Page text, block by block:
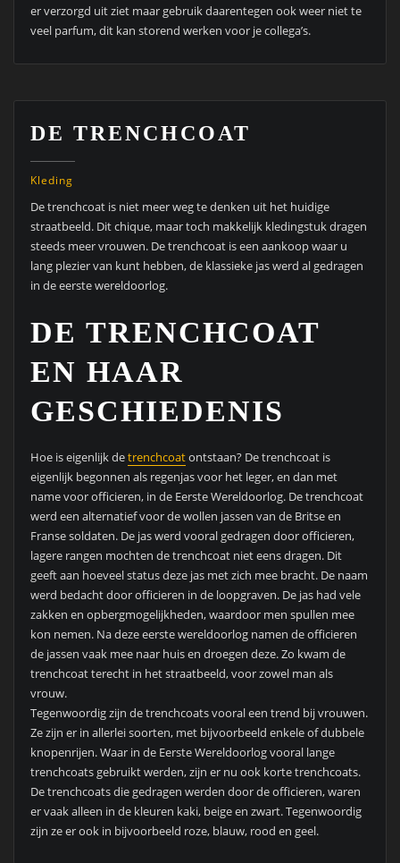
er verzorgd uit ziet maar gebruik daarentegen ook weer niet te
veel parfum, dit kan storend werken voor je collega’s.
DE TRENCHCOAT
Kleding
De trenchcoat is niet meer weg te denken uit het huidige
straatbeeld. Dit chique, maar toch makkelijk kledingstuk dragen
steeds meer vrouwen. De trenchcoat is een aankoop waar u
lang plezier van kunt hebben, de klassieke jas werd al gedragen
in de eerste wereldoorlog.
DE TRENCHCOAT
EN HAAR
GESCHIEDENIS
Hoe is eigenlijk detrenchcoatontstaan? De trenchcoat is
eigenlijk begonnen als regenjas voor het leger, en dan met
name voor officieren, in de Eerste Wereldoorlog. De trenchcoat
werd een alternatief voor de wollen jassen van de Britse en
Franse soldaten. De jas werd vooral gedragen door officieren,
lagere rangen mochten de trenchcoat niet eens dragen. Dit
geeft aan hoeveel status deze jas met zich mee bracht. De naam
werd bedacht door officieren in de loopgraven. De jas had vele
zakken en opbergmogelijkheden, waardoor men spullen mee
kon nemen. Na deze eerste wereldoorlog namen de officieren
de jassen vaak mee naar huis en droegen deze. Zo kwam de
trenchcoat terecht in het straatbeeld, voor zowel man als
vrouw.
Tegenwoordig zijn de trenchcoats vooral een trend bij vrouwen.
Ze zijn er in allerlei soorten, met bijvoorbeeld enkele of dubbele
knopenrijen. Waar in de Eerste Wereldoorlog vooral lange
trenchcoats gebruikt werden, zijn er nu ook korte trenchcoats.
De trenchcoats die gedragen werden door de officieren, waren
er vaak alleen in de kleuren kaki, beige en zwart. Tegenwoordig
zijn ze er ook in bijvoorbeeld roze, blauw, rood en geel.